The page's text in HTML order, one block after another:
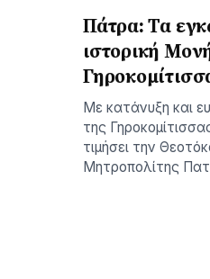
Πάτρα: Τα
ιστορική
Με κατάνυξη και
της
τιμήσει την
Μητροπολίτης